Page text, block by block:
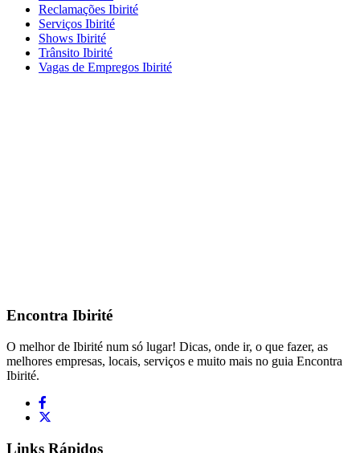
Reclamações Ibirité
Serviços Ibirité
Shows Ibirité
Trânsito Ibirité
Vagas de Empregos Ibirité
Encontra Ibirité
O melhor de Ibirité num só lugar! Dicas, onde ir, o que fazer, as
melhores empresas, locais, serviços e muito mais no guia Encontra
Ibirité.
Links Rápidos